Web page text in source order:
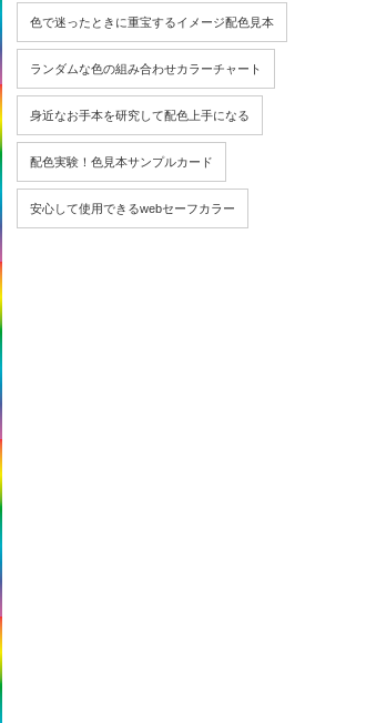
色で迷ったときに重宝するイメージ配色見本
ランダムな色の組み合わせカラーチャート
身近なお手本を研究して配色上手になる
配色実験！色見本サンプルカード
安心して使用できるwebセーフカラー